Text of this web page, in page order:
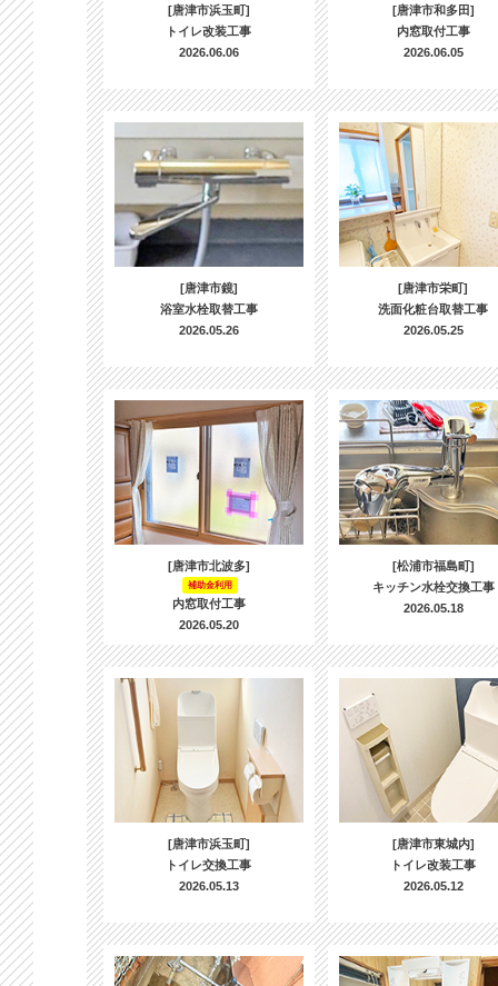
[唐津市浜玉町]
トイレ改装工事
2026.06.06
[唐津市和多田]
内窓取付工事
2026.06.05
[唐津市鏡]
浴室水栓取替工事
2026.05.26
[唐津市栄町]
洗面化粧台取替工事
2026.05.25
[唐津市北波多]
補助金利用
内窓取付工事
2026.05.20
[松浦市福島町]
キッチン水栓交換工事
2026.05.18
[唐津市浜玉町]
トイレ交換工事
2026.05.13
[唐津市東城内]
トイレ改装工事
2026.05.12